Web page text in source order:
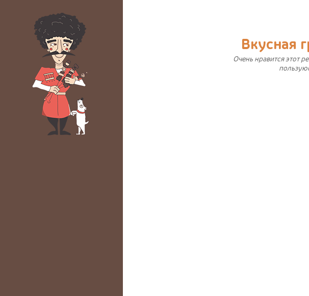
Вкусная
Очень нравится этот